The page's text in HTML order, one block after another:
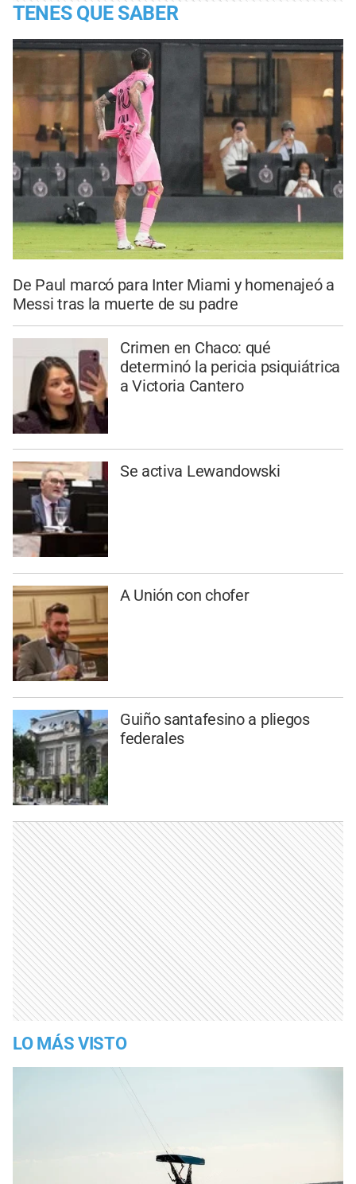
TENES QUE SABER
De Paul marcó para Inter Miami y homenajeó a
Messi tras la muerte de su padre
Crimen en Chaco: qué
determinó la pericia psiquiátrica
a Victoria Cantero
Se activa Lewandowski
A Unión con chofer
Guiño santafesino a pliegos
federales
LO MÁS VISTO